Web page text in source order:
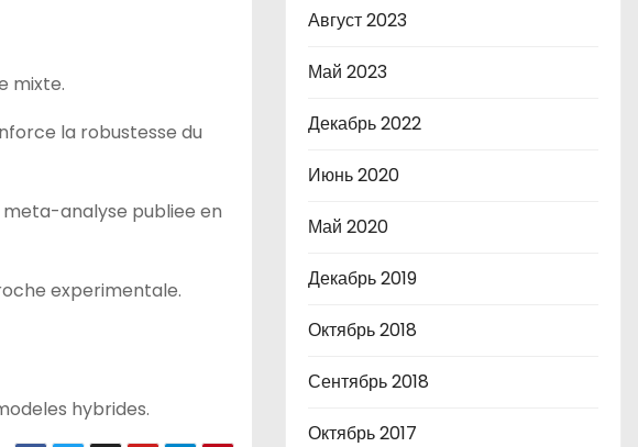
mixte.
la robustesse du
analyse publiee en
experimentale.
hybrides.
Август 2023
Май 2023
Декабрь 2022
Июнь 2020
Май 2020
Декабрь 2019
Октябрь 2018
Сентябрь 2018
Октябрь 2017